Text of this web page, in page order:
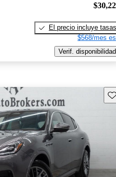
El precio incluye tasas
$568/mes
Verif. disponibilidad